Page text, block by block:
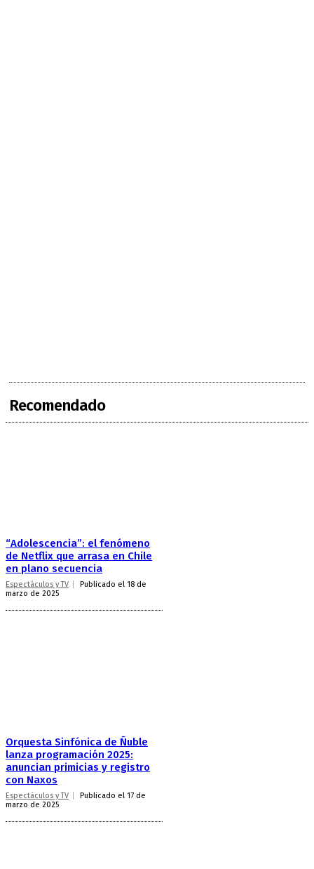
Recomendado
“Adolescencia”: el fenómeno
de Netflix que arrasa en Chile
en plano secuencia
Espectáculos y TV
Publicado el 18 de
marzo de 2025
Orquesta Sinfónica de Ñuble
lanza programación 2025:
anuncian primicias y registro
con Naxos
Espectáculos y TV
Publicado el 17 de
marzo de 2025